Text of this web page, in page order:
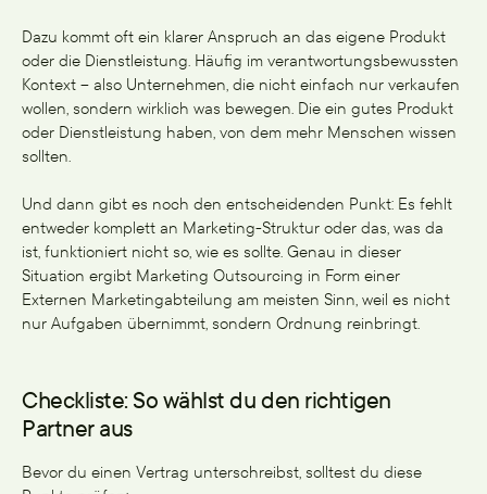
Dazu kommt oft ein klarer Anspruch an das eigene Produkt
oder die Dienstleistung. Häufig im verantwortungsbewussten
Kontext – also Unternehmen, die nicht einfach nur verkaufen
wollen, sondern wirklich was bewegen. Die ein gutes Produkt
oder Dienstleistung haben, von dem mehr Menschen wissen
sollten.
Und dann gibt es noch den entscheidenden Punkt: Es fehlt
entweder komplett an Marketing-Struktur oder das, was da
ist, funktioniert nicht so, wie es sollte. Genau in dieser
Situation ergibt Marketing Outsourcing in Form einer
Externen Marketingabteilung am meisten Sinn, weil es nicht
nur Aufgaben übernimmt, sondern Ordnung reinbringt.
Checkliste: So wählst du den richtigen
Partner aus
Bevor du einen Vertrag unterschreibst, solltest du diese